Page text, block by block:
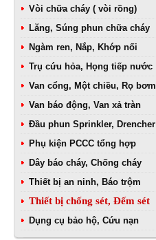
Vòi chữa cháy ( vòi rồng)
Lăng, Súng phun chữa cháy
Ngàm ren, Nắp, Khớp nối
Trụ cứu hỏa, Họng tiếp nước
Van cổng, Một chiều, Rọ bơm
Van báo động, Van xả tràn
Đầu phun Sprinkler, Drencher
Phụ kiện PCCC tổng hợp
Dây báo cháy, Chống cháy
Thiết bị an ninh, Báo trộm
Thiết bị chống sét, Đếm sét
Dụng cụ bảo hộ, Cứu nạn